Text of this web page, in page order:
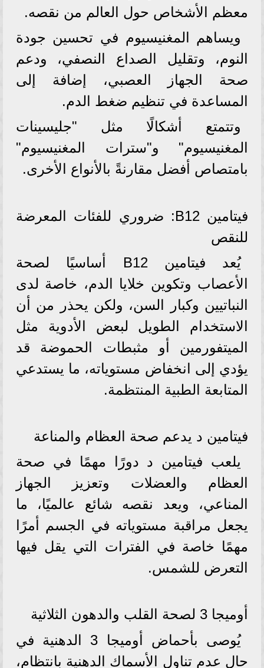
معظم الأشخاص حول العالم من نقصه.
ويساهم المغنيسيوم في تحسين جودة
النوم، وتقليل الصداع النصفي، ودعم
صحة الجهاز العصبي، إضافة إلى
المساعدة في تنظيم ضغط الدم.
وتتمتع أشكالًا مثل "جليسينات
المغنيسيوم" و"سترات المغنيسيوم"
بامتصاص أفضل مقارنةً بالأنواع الأخرى.
فيتامين B12: ضروري للفئات المعرضة
للنقص
يُعد فيتامين B12 أساسيًا لصحة
الأعصاب وتكوين خلايا الدم، خاصة لدى
النباتيين وكبار السن، ولكن يحذر من أن
الاستخدام الطويل لبعض الأدوية مثل
الميتفورمين أو مثبطات الحموضة قد
يؤدي إلى انخفاض مستوياته، ما يستدعي
المتابعة الطبية المنتظمة.
فيتامين د يدعم صحة العظام والمناعة
يلعب فيتامين د دورًا مهمًا في صحة
العظام والعضلات وتعزيز الجهاز
المناعي، ويعد نقصه شائع عالميًا، ما
يجعل مراقبة مستوياته في الجسم أمرًا
مهمًا خاصة في الفترات التي يقل فيها
التعرض للشمس.
أوميجا 3 لصحة القلب والدهون الثلاثية
يُوصى بأحماض أوميجا 3 الدهنية في
حال عدم تناول الأسماك الدهنية بانتظام،